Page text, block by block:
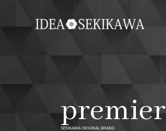
premier
SEKIKAWA ORIGINAL BRAND